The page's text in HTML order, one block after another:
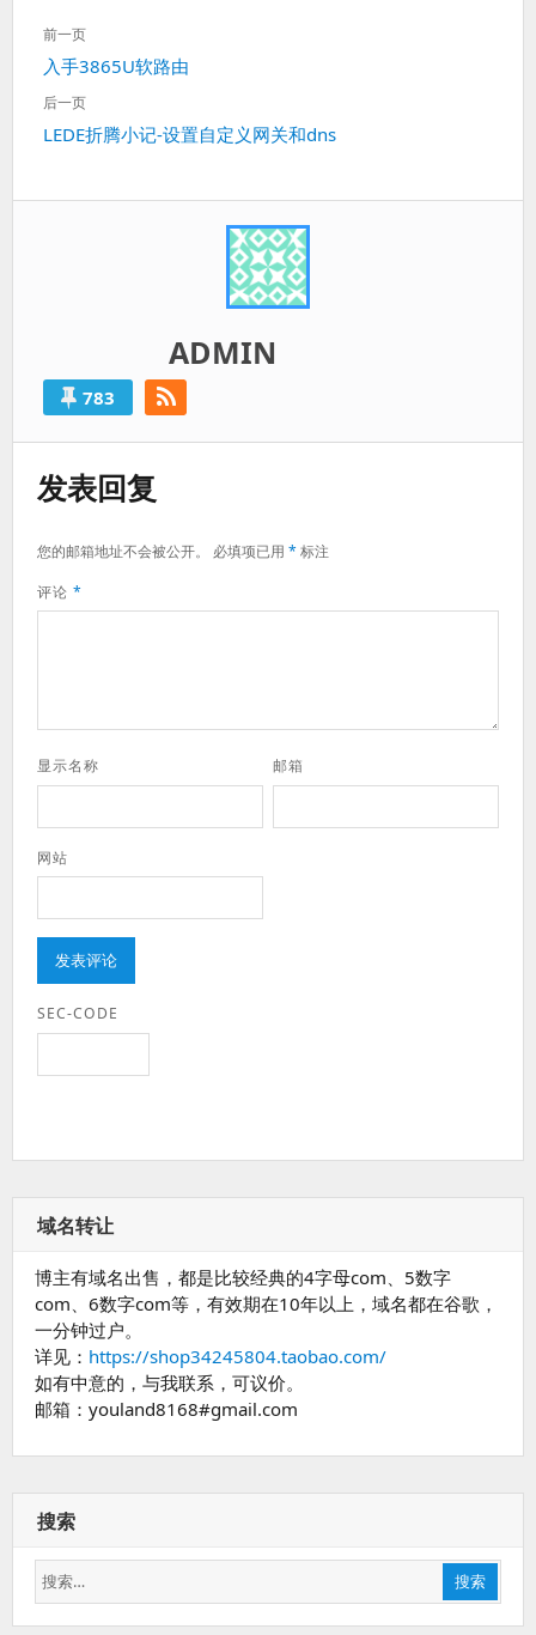
文
章
导
航
前一页
上
一
篇：
入手3865U软路由
后一页
下
LEDE折腾小记-设置自定义网关和dns
ADMIN
783
发表回复
您的邮箱地址不会被公开。 必填项已用 *标注
评论 *
显示名称 邮箱
网站
SEC-CODE
域名转让
博主有域名出售，都是比较经典的4字母com、5数字
com、6数字com等，有效期在10年以上，域名都在谷歌，
一分钟过户。
详见： https://shop34245804.taobao.com/
如有中意的，与我联系，可议价。
邮箱：youland8168#gmail.com
搜索
搜
索：
搜索